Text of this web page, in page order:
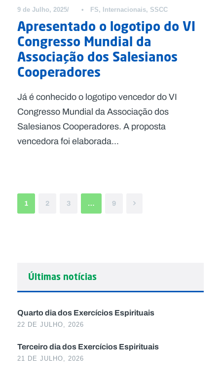
9 de Julho, 2025 • FS, Internacionais, SSCC
Apresentado o logotipo do VI
Congresso Mundial da
Associação dos Salesianos
Cooperadores
Já é conhecido o logotipo vencedor do VI
Congresso Mundial da Associação dos
Salesianos Cooperadores. A proposta
vencedora foi elaborada...
1 2 3 … 9
Últimas notícias
Quarto dia dos Exercícios Espirituais
22 DE JULHO, 2026
Terceiro dia dos Exercícios Espirituais
21 DE JULHO, 2026